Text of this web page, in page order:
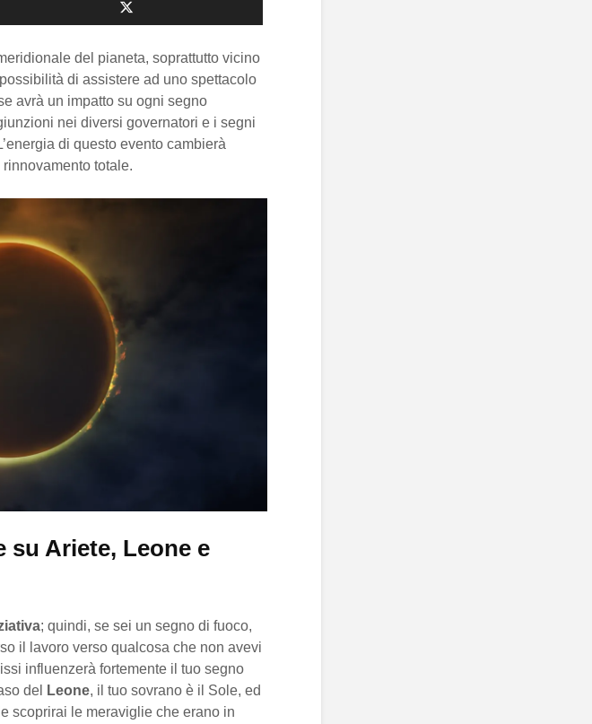
del pianeta, soprattutto vicino
di assistere ad uno spettacolo
avrà un impatto su ogni segno
nei diversi governatori e i segni
di questo evento cambierà
totale.
su Ariete, Leone e
; quindi, se sei un segno di fuoco,
il lavoro verso qualcosa che non avevi
influenzerà fortemente il tuo segno
del
Leone, il tuo sovrano è il Sole, ed
scoprirai le meraviglie che erano in